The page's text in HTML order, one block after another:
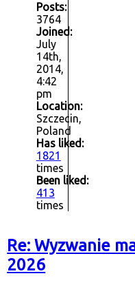
Posts:
3764
Joined:
July
14th,
2014,
4:42
pm
Location:
Szczecin,
Poland
Has liked:
1821
times
Been liked:
413
times
Re: Wyzwanie
2026